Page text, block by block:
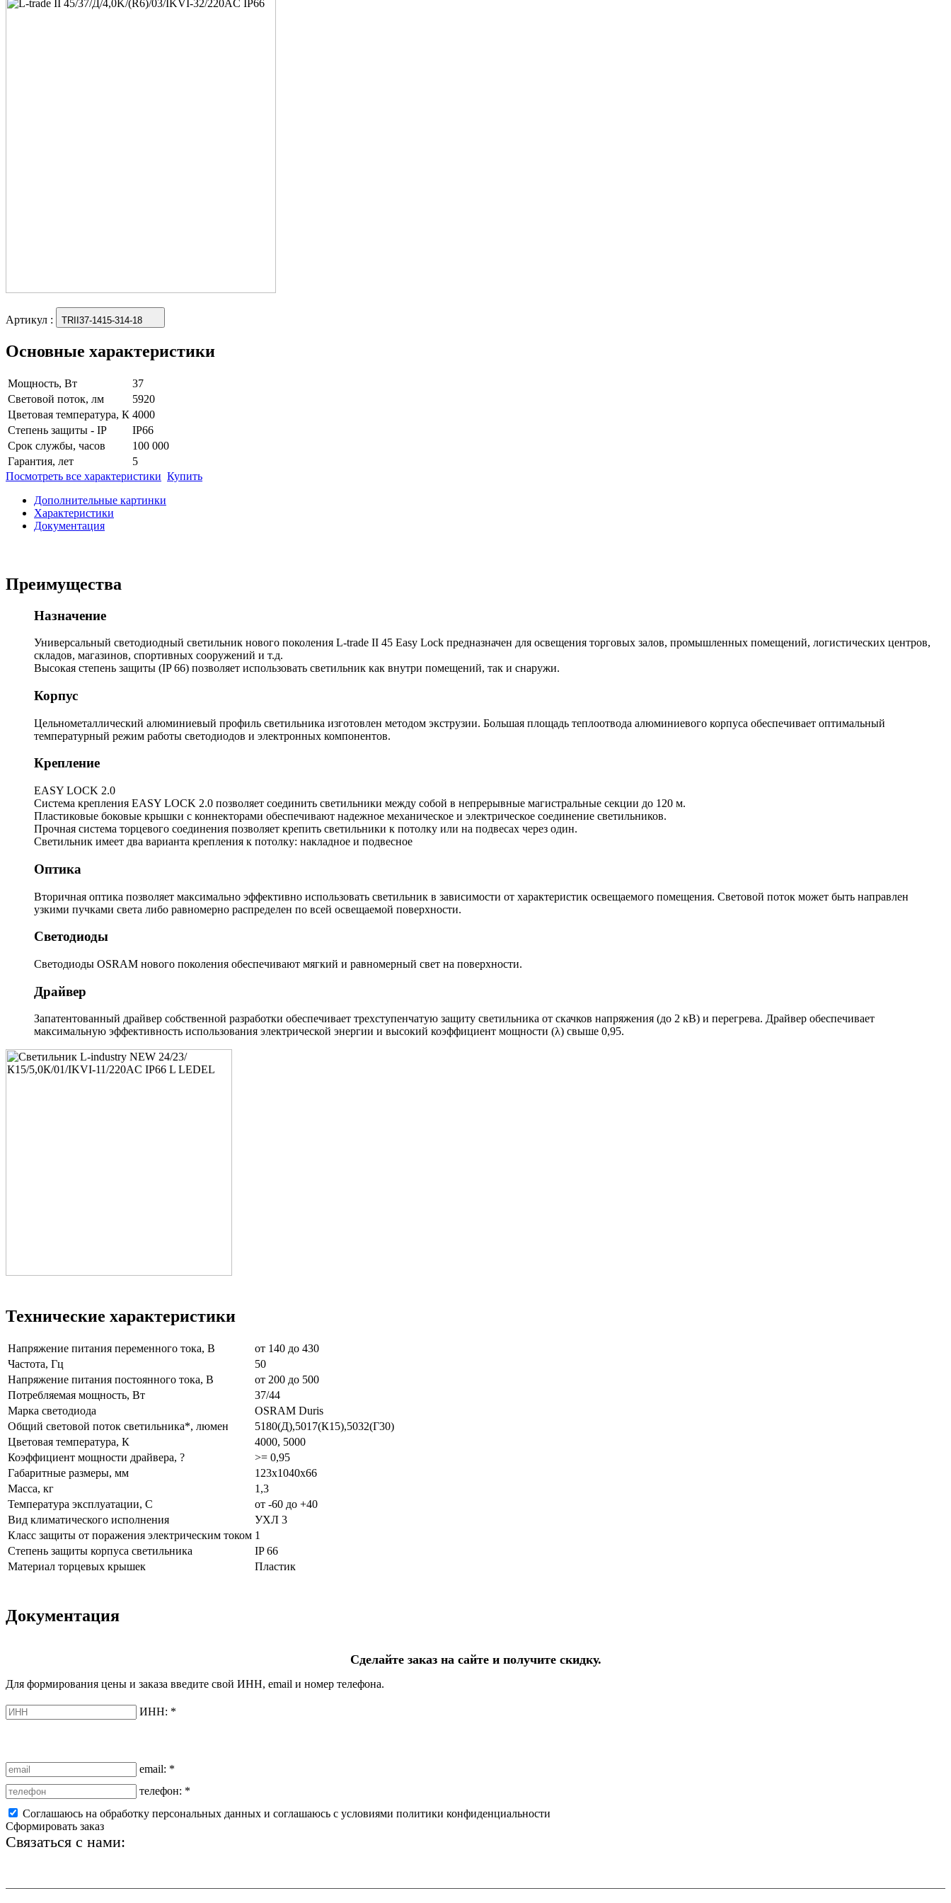
Артикул : TRII37-1415-314-18
Основные характеристики
Мощность, Вт
37
Световой поток, лм
5920
Цветовая температура, К 4000
Степень защиты - IP
IP66
Срок службы, часов
100 000
Гарантия, лет
5
Посмотреть все характеристики Купить
Дополнительные картинки
Характеристики
Документация
Преимущества
Назначение
Универсальный светодиодный светильник нового поколения L-trade II 45 Easy Lock предназначен для освещения торговых залов, промышленных помещений, логистических центров,
складов, магазинов, спортивных сооружений и т.д.
Высокая степень защиты (IP 66) позволяет использовать светильник как внутри помещений, так и снаружи.
Корпус
Цельнометаллический алюминиевый профиль светильника изготовлен методом экструзии. Большая площадь теплоотвода алюминиевого корпуса обеспечивает оптимальный
температурный режим работы светодиодов и электронных компонентов.
Крепление
EASY LOCK 2.0
Система крепления EASY LOCK 2.0 позволяет соединить светильники между собой в непрерывные магистральные секции до 120 м.
Пластиковые боковые крышки с коннекторами обеспечивают надежное механическое и электрическое соединение светильников.
Прочная система торцевого соединения позволяет крепить светильники к потолку или на подвесах через один.
Светильник имеет два варианта крепления к потолку: накладное и подвесное
Оптика
Вторичная оптика позволяет максимально эффективно использовать светильник в зависимости от характеристик освещаемого помещения. Световой поток может быть направлен
узкими пучками света либо равномерно распределен по всей освещаемой поверхности.
Светодиоды
Светодиоды OSRAM нового поколения обеспечивают мягкий и равномерный свет на поверхности.
Драйвер
Запатентованный драйвер собственной разработки обеспечивает трехступенчатую защиту светильника от скачков напряжения (до 2 кВ) и перегрева. Драйвер обеспечивает
максимальную эффективность использования электрической энергии и высокий коэффициент мощности (λ) свыше 0,95.
Технические характеристики
Напряжение питания переменного тока, В
от 140 до 430
Частота, Гц
50
Напряжение питания постоянного тока, В
от 200 до 500
Потребляемая мощность, Вт
37/44
Марка светодиода
OSRAM Duris
Общий световой поток светильника*, люмен
5180(Д),5017(К15),5032(Г30)
Цветовая температура, К
4000, 5000
Коэффициент мощности драйвера, ?
>= 0,95
Габаритные размеры, мм
123х1040х66
Масса, кг
1,3
Температура эксплуатации, С
от -60 до +40
Вид климатического исполнения
УХЛ 3
Класс защиты от поражения электрическим током 1
Степень защиты корпуса светильника
IP 66
Материал торцевых крышек
Пластик
Документация
Сделайте заказ на сайте и получите скидку.
Для формирования цены и заказа введите свой ИНН, email и номер телефона.
ИНН: *
email: *
телефон: *
Соглашаюсь на обработку персональных данных и соглашаюсь с условиями политики конфиденциальности
Сформировать заказ
Связаться с нами: